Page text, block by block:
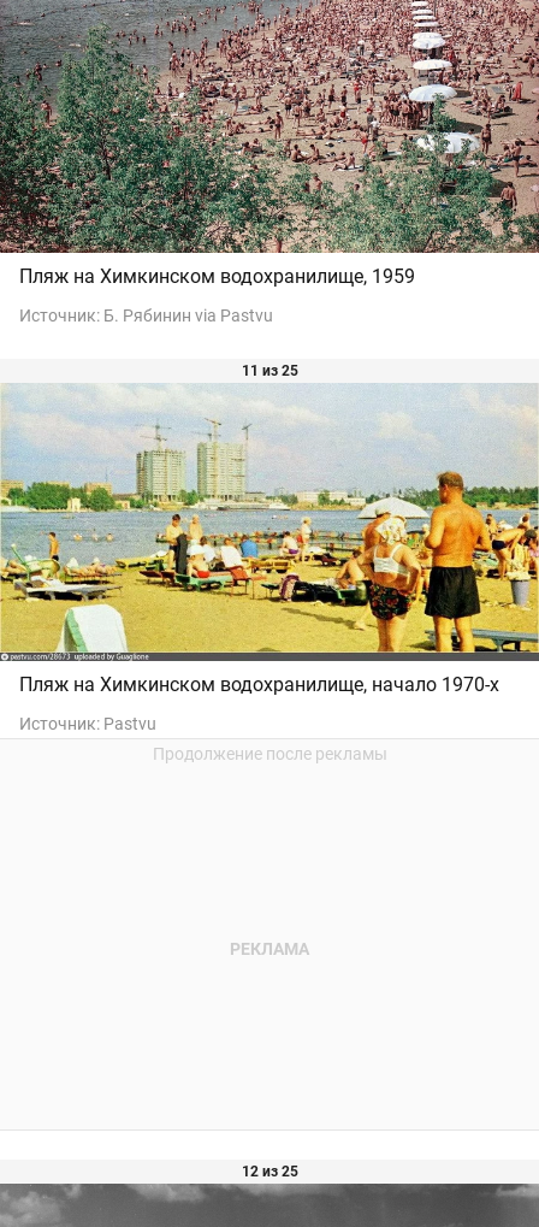
Пляж на Химкинском водохранилище, 1959
Источник: Б. Рябинин via Pastvu
11 из 25
Пляж на Химкинском водохранилище, начало 1970-х
Источник: Pastvu
12 из 25